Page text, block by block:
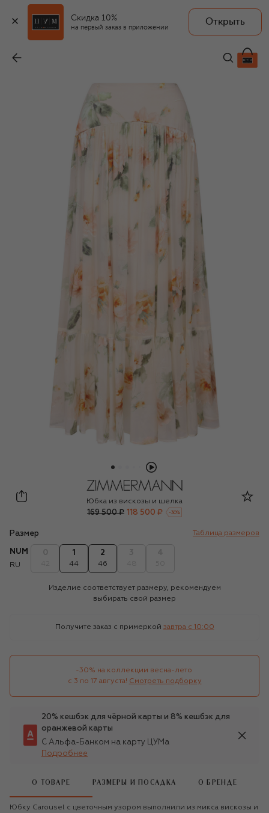
Скидка 10%
на первый заказ в приложении
Открыть
118 500 ₽
Zimmermann
Юбка из вискозы и шелка
169 500 ₽ 118 500 ₽ -30%
Размер Таблица размеров
NUM
RU
1
44
2
46
Изделие соответствует размеру, рекомендуем
выбирать свой размер
Получите заказ с примеркой завтра c 10:00
-30% на коллекции весна-лето
с 3 по 17 августа! Смотреть подборку
20% кешбэк для чёрной карты и 8% кешбэк для
оранжевой карты
С Альфа-Банком на карту ЦУМа
Подробнее
О ТОВАРЕ РАЗМЕРЫ И ПОСАДКА О БРЕНДЕ
Юбку Carousel с цветочным узором выполнили из микса вискозы и